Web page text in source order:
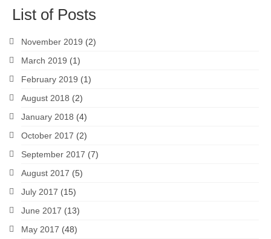
List of Posts
November 2019 (2)
March 2019 (1)
February 2019 (1)
August 2018 (2)
January 2018 (4)
October 2017 (2)
September 2017 (7)
August 2017 (5)
July 2017 (15)
June 2017 (13)
May 2017 (48)